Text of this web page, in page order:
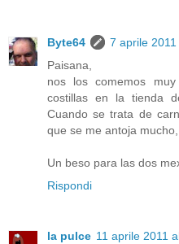
Byte64
7 aprile
Paisana,
nos los comemos
costillas en la tienda
Cuando se trata de
que se me antoja
Un beso para las dos
Rispondi
la pulce 11 aprile 2011